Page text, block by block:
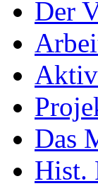
Der
Das
Hist.